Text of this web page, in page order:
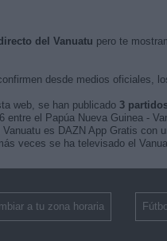
del Vanuatu pero te
desde medios oficiales,
web, se han publicado 3
entre el Papúa Nueva Guinea -
es DAZN App Gratis con
veces se ha televisado el
a tu zona horaria